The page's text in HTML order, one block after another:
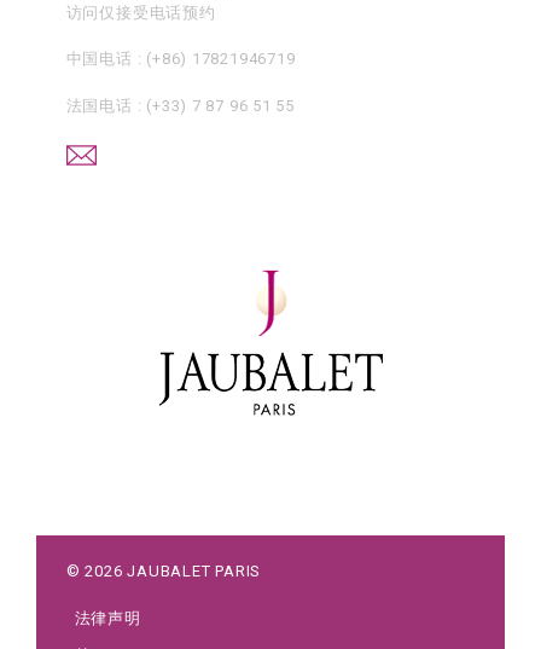
访问仅接受电话预约
中国电话 : (+86) 17821946719
法国电话 : (+33) 7 87 96 51 55
©2026 JAUBALET PARIS
法律声明